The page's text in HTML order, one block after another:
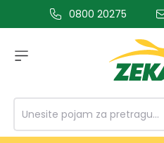
glavni sadržaj0800 20275